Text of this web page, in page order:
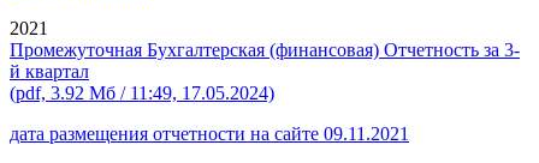
2021
Промежуточная Бухгалтерская (финансовая) Отчетность за 3-
й квартал
(pdf, 3.92 Мб / 11:49, 17.05.2024)
дата размещения отчетности на сайте 09.11.2021